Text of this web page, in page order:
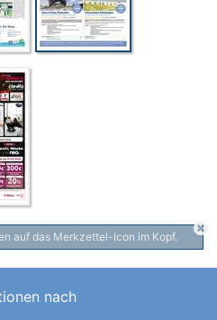
auf das Merkzettel-Icon im Kopf.
nach